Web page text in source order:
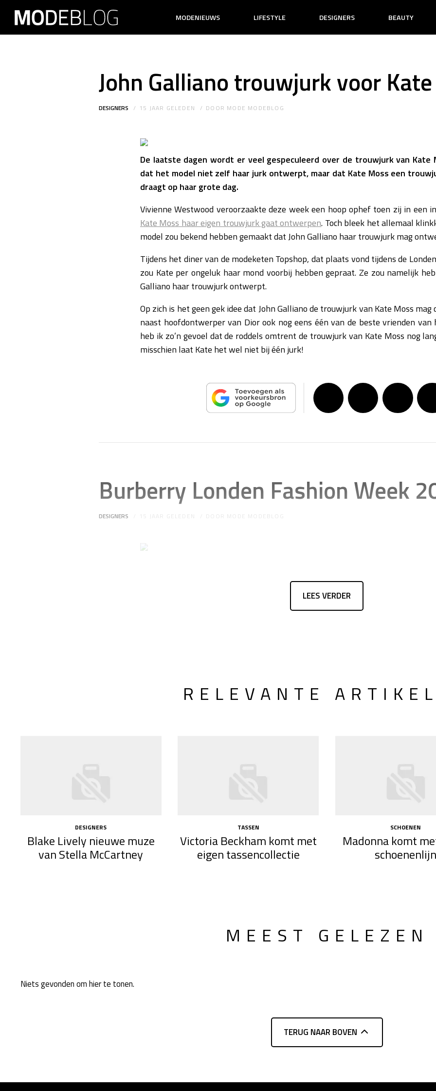
MODENIEUWS LIFESTYLE DESIGNERS BEAUTY
John Galliano trouwjurk voor
DESIGNERS 15 JAAR GELEDEN DOOR MODE MODEBLOG
De laatste dagen wordt er veel gespeculeerd over de trouwjurk van Kate
dat het model niet zelf haar jurk ontwerpt, maar dat Kate Moss een
draagt op haar grote dag.
Vivienne Westwood veroorzaakte deze week een hoop ophef toen zij in een
Kate Moss haar eigen trouwjurk gaat ontwerpen. Toch bleek het allemaal
model zou bekend hebben gemaakt dat John Galliano haar trouwjurk mag
Tijdens het diner van de modeketen Topshop, dat plaats vond tijdens de
zou Kate per ongeluk haar mond voorbij hebben gepraat. Ze zou namelijk
Galliano haar trouwjurk ontwerpt.
Op zich is het geen gek idee dat John Galliano de trouwjurk van Kate Moss
naast hoofdontwerper van Dior ook nog eens één van de beste vrienden
heb ik zo’n gevoel dat de roddels omtrent de trouwjurk van Kate Moss nog
misschien laat Kate het wel niet bij één jurk!
Burberry Londen Fashion Week
DESIGNERS 15 JAAR GELEDEN DOOR MODE MODEBLOG
LEES VERDER
RELEVANTE
DESIGNERS
Blake Lively nieuwe muze
van Stella McCartney
TASSEN
Victoria Beckham komt met
eigen tassencollectie
SCHOENEN
Madonna komt
MEEST GELEZEN
Niets gevonden om hier te tonen.
TERUG NAAR BOVEN